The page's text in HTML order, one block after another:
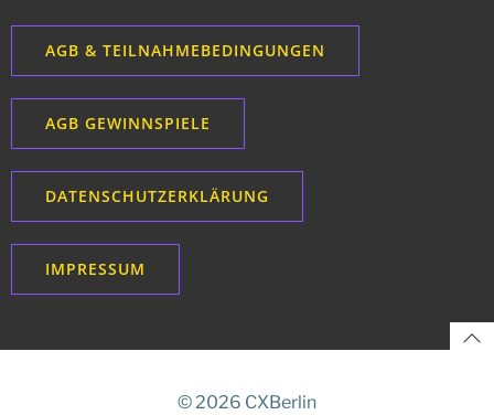
AGB & TEILNAHMEBEDINGUNGEN
AGB GEWINNSPIELE
DATENSCHUTZERKLÄRUNG
IMPRESSUM
© 2026 CXBerlin